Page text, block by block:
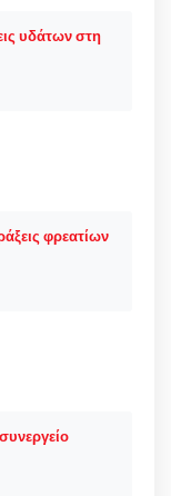
υδάτων στη
φρεατίων